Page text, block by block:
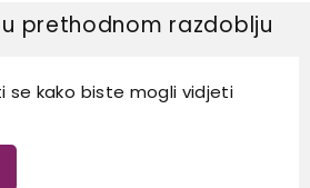
prethodnom razdoblju
se kako biste mogli vidjeti